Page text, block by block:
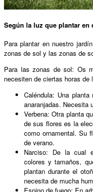
Según la luz que plantar en
Para plantar en nuestro
zonas de sol y las zonas de
Para las zonas de sol: Os
necesiten de ciertas horas de
Caléndula: Una
anaranjadas. Necesita
Verbena: Otra planta
de sus flores es la
como ornamental. Su
de verano.
Narciso: De la cual
colores y tamaños,
plantan durante el
necesita de mucha